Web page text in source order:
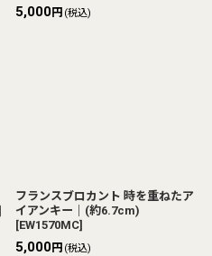
5,000円 (税込)
フランスブロカント 時を重ねたア
イアンキー｜(約6.7cm)
[EW1570MC]
5,000円 (税込)